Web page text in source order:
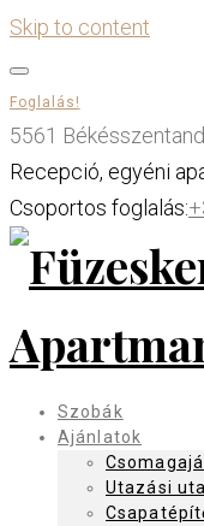
Skip to content
Foglalás!
5561
Recepció, egyéni
Csoportos foglalás:
Szobák
Ajánlatok
Utazási